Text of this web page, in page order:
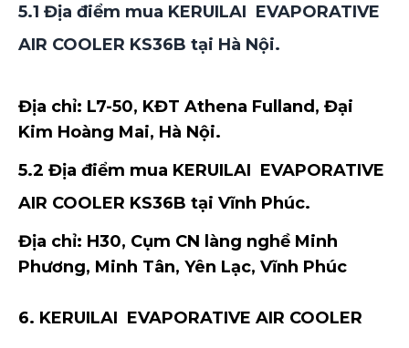
5.1 Địa điểm mua KERUILAI EVAPORATIVE
AIR COOLER KS36B tại Hà Nội.
Địa chỉ: L7-50, KĐT Athena Fulland, Đại
Kim Hoàng Mai, Hà Nội.
5.2 Địa điểm mua KERUILAI EVAPORATIVE
AIR COOLER KS36B tại Vĩnh Phúc.
Địa chỉ: H30, Cụm CN làng nghề Minh
Phương, Minh Tân, Yên Lạc, Vĩnh Phúc
6. KERUILAI EVAPORATIVE AIR COOLER